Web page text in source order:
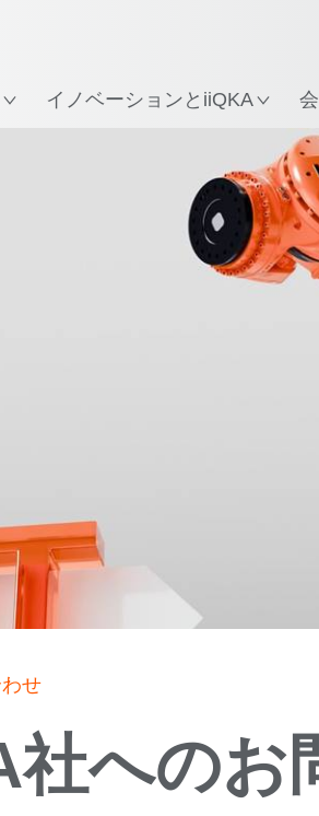
イノベーションとiiQKA
せ
社へのお